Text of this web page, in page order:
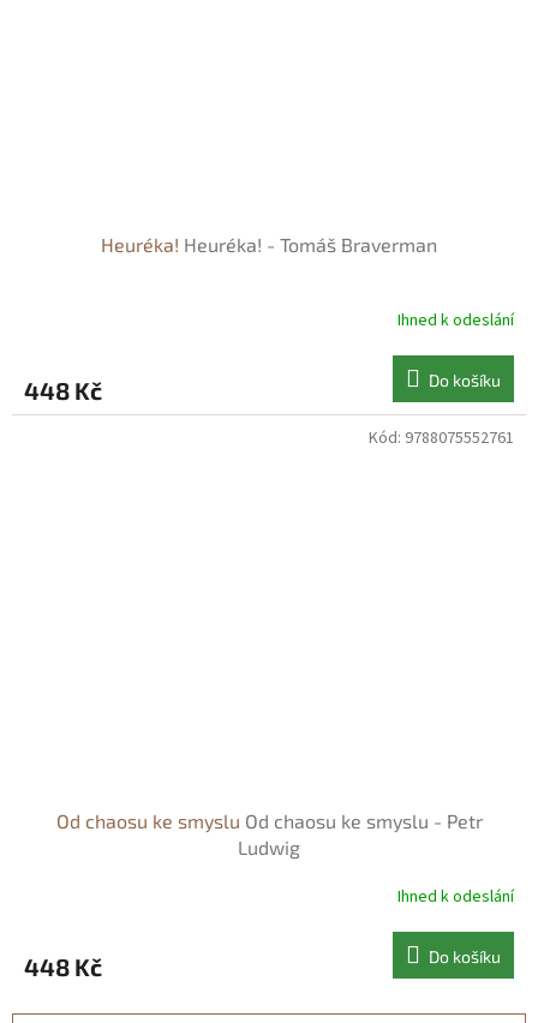
Heuréka! Heuréka! - Tomáš Braverman
Ihned k odeslání
448 Kč Do košíku
Od chaosu ke smyslu Od chaosu ke smyslu - Petr
Ludwig
Ihned k odeslání
448 Kč Do košíku
Kód: 9788075552761